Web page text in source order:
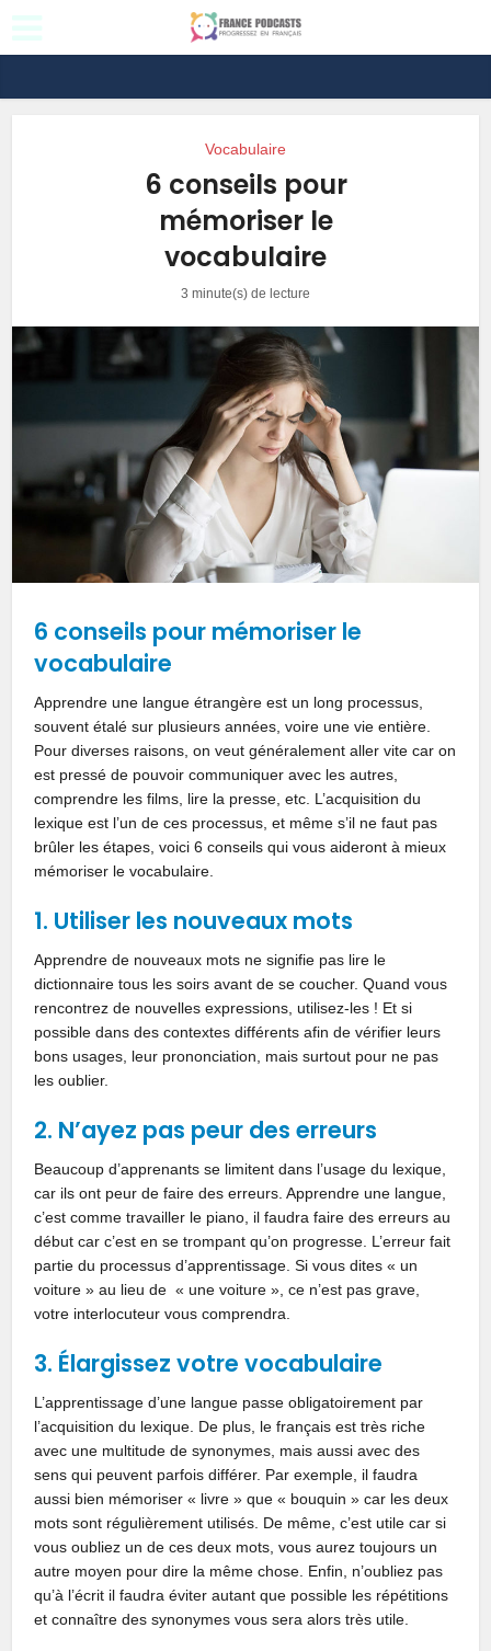
Vocabulaire
6 conseils pour
mémoriser le
vocabulaire
3 minute(s) de lecture
6 conseils pour mémoriser le
vocabulaire
Apprendre une langue étrangère est un long processus,
souvent étalé sur plusieurs années, voire une vie entière.
Pour diverses raisons, on veut généralement aller vite car on
est pressé de pouvoir communiquer avec les autres,
comprendre les films, lire la presse, etc. L’acquisition du
lexique est l’un de ces processus, et même s’il ne faut pas
brûler les étapes, voici 6 conseils qui vous aideront à mieux
mémoriser le vocabulaire.
1. Utiliser les nouveaux mots
Apprendre de nouveaux mots ne signifie pas lire le
dictionnaire tous les soirs avant de se coucher. Quand vous
rencontrez de nouvelles expressions, utilisez-les ! Et si
possible dans des contextes différents afin de vérifier leurs
bons usages, leur prononciation, mais surtout pour ne pas
les oublier.
2. N’ayez pas peur des erreurs
Beaucoup d’apprenants se limitent dans l’usage du lexique,
car ils ont peur de faire des erreurs. Apprendre une langue,
c’est comme travailler le piano, il faudra faire des erreurs au
début car c’est en se trompant qu’on progresse. L’erreur fait
partie du processus d’apprentissage. Si vous dites « un
voiture » au lieu de « une voiture », ce n’est pas grave,
votre interlocuteur vous comprendra.
3. Élargissez votre vocabulaire
L’apprentissage d’une langue passe obligatoirement par
l’acquisition du lexique. De plus, le français est très riche
avec une multitude de synonymes, mais aussi avec des
sens qui peuvent parfois différer. Par exemple, il faudra
aussi bien mémoriser « livre » que « bouquin » car les deux
mots sont régulièrement utilisés. De même, c’est utile car si
vous oubliez un de ces deux mots, vous aurez toujours un
autre moyen pour dire la même chose. Enfin, n’oubliez pas
qu’à l’écrit il faudra éviter autant que possible les répétitions
et connaître des synonymes vous sera alors très utile.